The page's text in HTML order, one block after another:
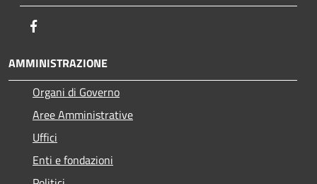
AMMINISTRAZIONE
Organi di Governo
Aree Amministrative
Uffici
Enti e fondazioni